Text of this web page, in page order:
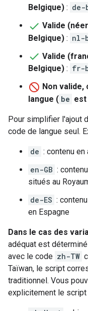
Belgique) : de-
Valide
Belgique) : nl-
Valide
Belgique) : fr-
Non
langue ( be est
Pour simplifier l'ajout
code de langue seul.
de : contenu
en-GB :
situés au
de-ES :
en Espagne
Dans le cas des
adéquat est
avec le code zh-TW
Taïwan, le script
traditionnel. Vous
explicitement le script